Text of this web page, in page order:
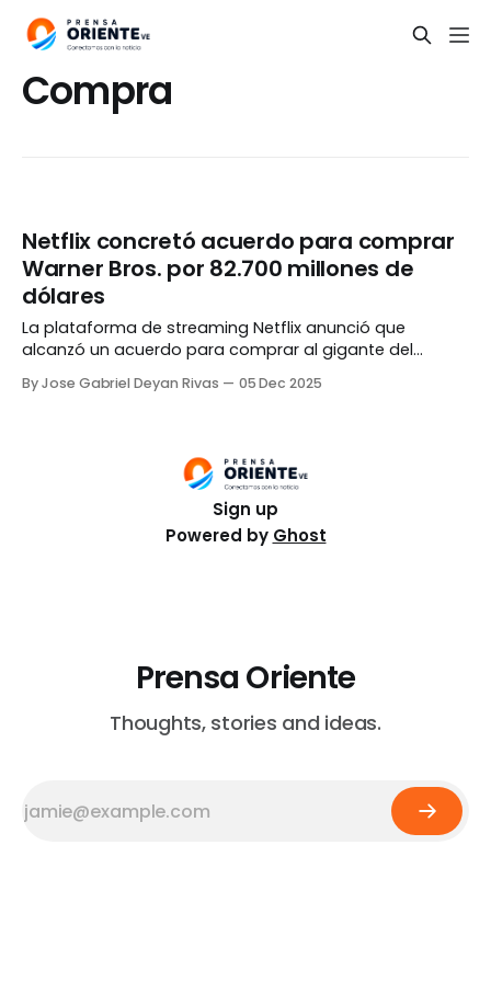
Compra
Netflix concretó acuerdo para comprar
Warner Bros. por 82.700 millones de
dólares
La plataforma de streaming Netflix anunció que
alcanzó un acuerdo para comprar al gigante del
millones de dólares, la inversión más grande en la
By Jose Gabriel Deyan Rivas 05 Dec 2025
Sign up
Powered by Ghost
Prensa Oriente
Thoughts, stories and ideas.